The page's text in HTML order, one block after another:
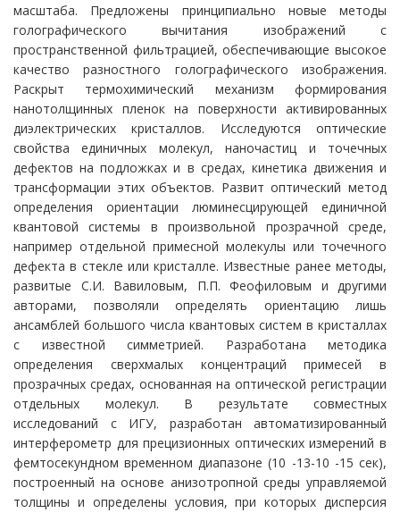
масштаба. Предложены принципиально новые методы
голографического вычитания изображений с
пространственной фильтрацией, обеспечивающие высокое
качество разностного голографического изображения.
Раскрыт термохимический механизм формирования
нанотолщинных пленок на поверхности активированных
диэлектрических кристаллов. Исследуются оптические
свойства единичных молекул, наночастиц и точечных
дефектов на подложках и в средах, кинетика движения и
трансформации этих объектов. Развит оптический метод
определения ориентации люминесцирующей единичной
квантовой системы в произвольной прозрачной среде,
например отдельной примесной молекулы или точечного
дефекта в стекле или кристалле. Известные ранее методы,
развитые С.И. Вавиловым, П.П. Феофиловым и другими
авторами, позволяли определять ориентацию лишь
ансамблей большого числа квантовых систем в кристаллах
с известной симметрией. Разработана методика
определения сверхмалых концентраций примесей в
прозрачных средах, основанная на оптической регистрации
отдельных молекул. В результате совместных
исследований с ИГУ, разработан автоматизированный
интерферометр для прецизионных оптических измерений в
фемтосекундном временном диапазоне (10 -13-10 -15 сек),
построенный на основе анизотропной среды управляемой
толщины и определены условия, при которых дисперсия